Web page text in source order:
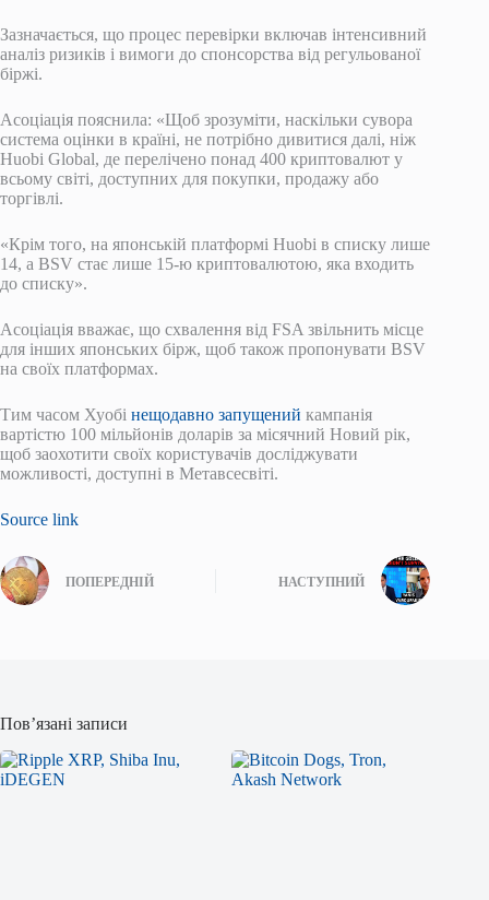
Зазначається, що процес перевірки включав інтенсивний
аналіз ризиків і вимоги до спонсорства від регульованої
біржі.
Асоціація пояснила: «Щоб зрозуміти, наскільки сувора
система оцінки в країні, не потрібно дивитися далі, ніж
Huobi Global, де перелічено понад 400 криптовалют у
всьому світі, доступних для покупки, продажу або
торгівлі.
«Крім того, на японській платформі Huobi в списку лише
14, а BSV стає лише 15-ю криптовалютою, яка входить
до списку».
Асоціація вважає, що схвалення від FSA звільнить місце
для інших японських бірж, щоб також пропонувати BSV
на своїх платформах.
Тим часом Хуобі нещодавно запущений кампанія
вартістю 100 мільйонів доларів за місячний Новий рік,
щоб заохотити своїх користувачів досліджувати
можливості, доступні в Метавсесвіті.
Source link
ПОПЕРЕДНІЙ НАСТУПНИЙ
Пов’язані записи